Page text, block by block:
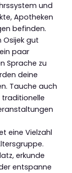
und
Apotheken
befinden.
Osijek gut
paar
Sprache zu
deine
Tauche auch
traditionelle
eine Vielzahl
erkunde
entspanne